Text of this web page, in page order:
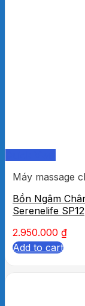
Máy massage
Bồn Ngâm
Serenelife SP12
2.950.000 ₫
Add to cart